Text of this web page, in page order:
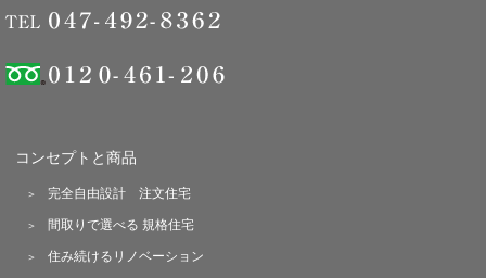
コンセプトと商品
完全自由設計 注文住宅
間取りで選べる 規格住宅
住み続けるリノベーション